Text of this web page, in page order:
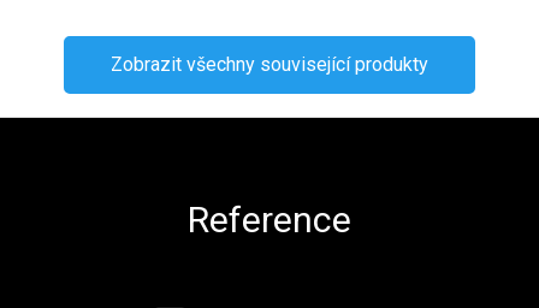
Zobrazit všechny související produkty
Reference